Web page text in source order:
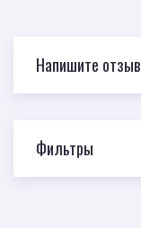
Напишите отзыв
Фильтры